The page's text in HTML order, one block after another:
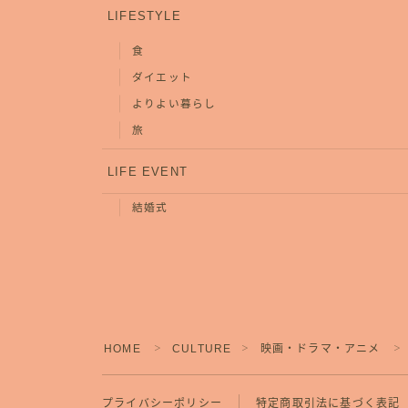
LIFESTYLE
食
ダイエット
よりよい暮らし
旅
LIFE EVENT
結婚式
HOME ＞ CULTURE ＞ 映画・ドラマ・アニメ ＞
プライバシーポリシー 特定商取引法に基づく表記